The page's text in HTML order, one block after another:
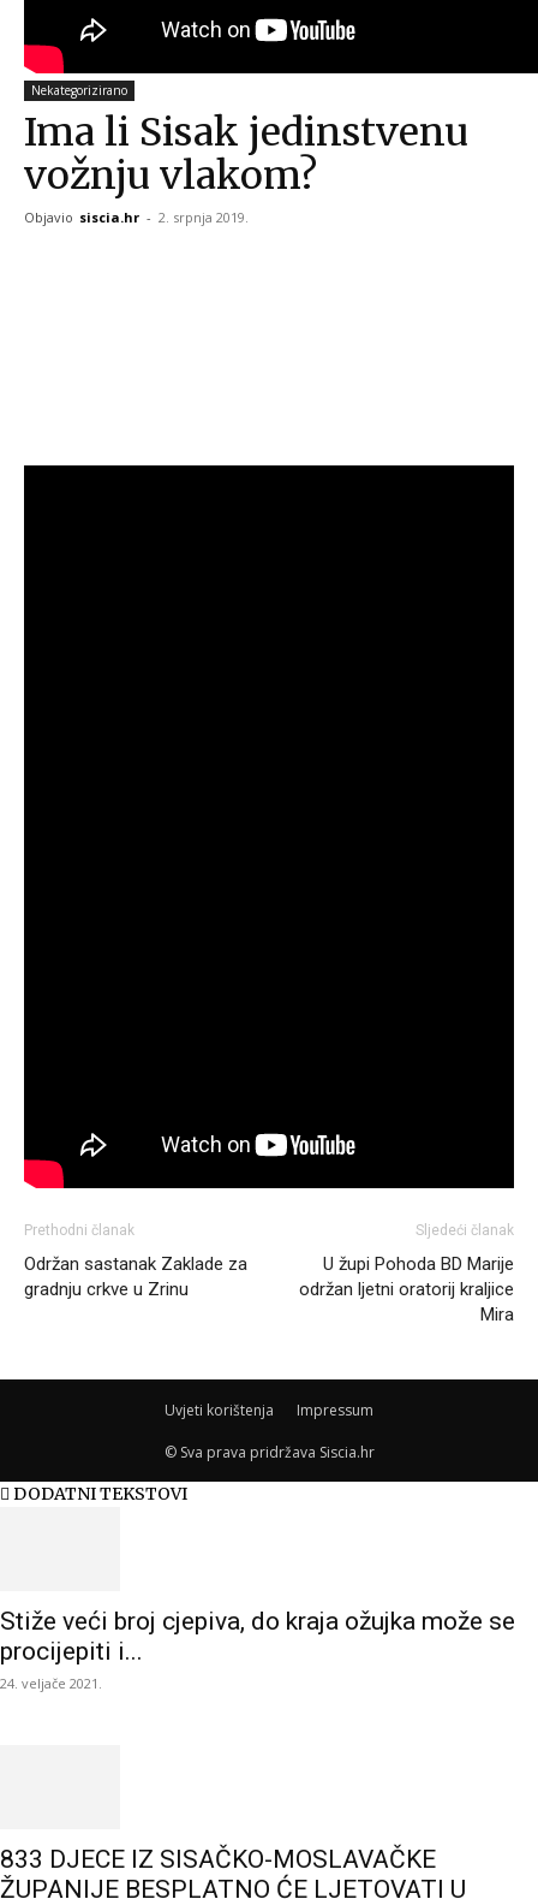
Nekategorizirano
Ima li Sisak jedinstvenu
vožnju vlakom?
Objavio siscia.hr - 2. srpnja 2019.
Prethodni članak
Održan sastanak Zaklade za
gradnju crkve u Zrinu
Sljedeći članak
U župi Pohoda BD Marije
održan ljetni oratorij kraljice
Mira
Uvjeti korištenja Impressum
© Sva prava pridržava Siscia.hr
DODATNI TEKSTOVI
Stiže veći broj cjepiva, do kraja ožujka može se
procijepiti i...
24. veljače 2021.
833 DJECE IZ SISAČKO-MOSLAVAČKE
ŽUPANIJE BESPLATNO ĆE LJETOVATI U